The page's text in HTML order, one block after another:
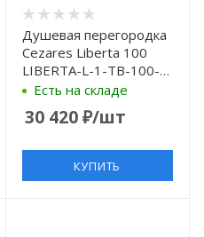
Душевая перегородка
Cezares Liberta 100
LIBERTA-L-1-TB-100-
GR-NERO профиль
Черный матовый
стекло серое
Есть на складе
30 420₽/шт
КУПИТЬ